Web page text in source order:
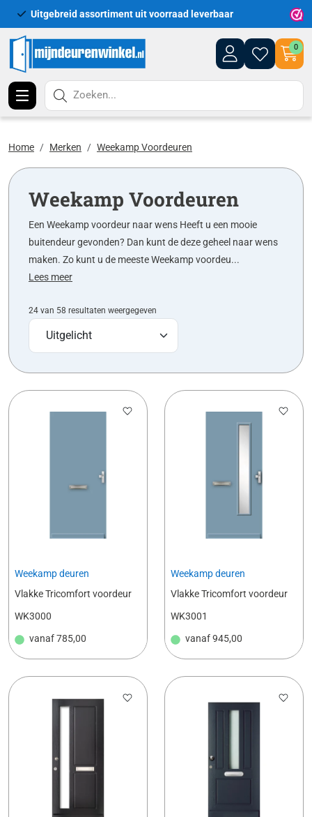
Uitgebreid assortiment uit voorraad leverbaar
0
Zoeken...
Home Merken Weekamp Voordeuren
Weekamp Voordeuren
Een Weekamp voordeur naar wens Heeft u een mooie
buitendeur gevonden? Dan kunt de deze geheel naar wens
maken. Zo kunt u de meeste Weekamp voordeu...
Lees meer
24 van 58 resultaten weergegeven
Weekamp deuren
Vlakke Tricomfort voordeur
WK3000
vanaf785,00
Weekamp deuren
Vlakke Tricomfort voordeur
WK3001
vanaf945,00